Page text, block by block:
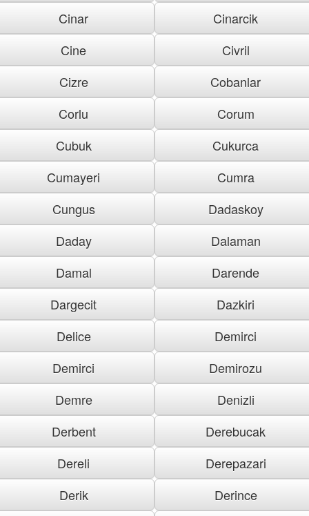
Cinar
Cinarcik
Cine
Civril
Cizre
Cobanlar
Corlu
Corum
Cubuk
Cukurca
Cumayeri
Cumra
Cungus
Dadaskoy
Daday
Dalaman
Damal
Darende
Dargecit
Dazkiri
Delice
Demirci
Demirci
Demirozu
Demre
Denizli
Derbent
Derebucak
Dereli
Derepazari
Derik
Derince